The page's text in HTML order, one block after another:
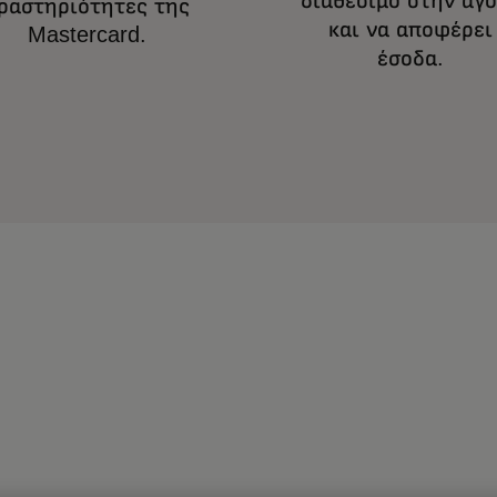
της
Mastercard.
και να αποφέρει
έσοδα.